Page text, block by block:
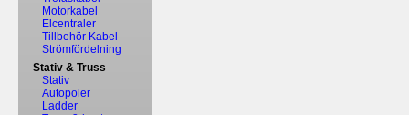
Motorkabel
Elcentraler
Tillbehör Kabel
Strömfördelning
Stativ & Truss
Stativ
Autopoler
Ladder